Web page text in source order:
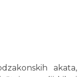
akata,